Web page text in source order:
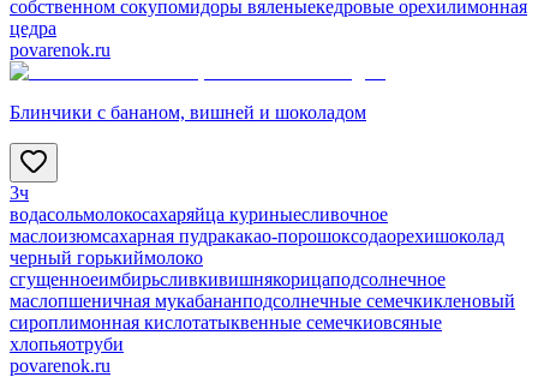
собственном сокупомидоры вяленыекедровые орехилимонная
цедра
povarenok.ru
Блинчики с бананом, вишней и шоколадом
3ч
водасольмолокосахаряйца куриныесливочное
маслоизюмсахарная пудракакао-порошоксодаорехишоколад
черный горькиймолоко
сгущенноеимбирьсливкивишнякорицаподсолнечное
маслопшеничная мукабананподсолнечные семечкикленовый
сироплимонная кислотатыквенные семечкиовсяные
хлопьяотруби
povarenok.ru